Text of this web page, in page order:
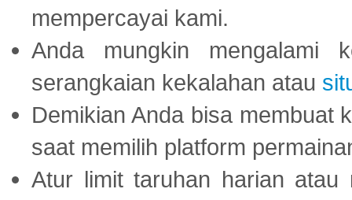
mempercayai kami.
Anda mungkin mengalami
serangkaian kekalahan atau
Demikian Anda bisa membuat
saat memilih platform
Atur limit taruhan harian atau